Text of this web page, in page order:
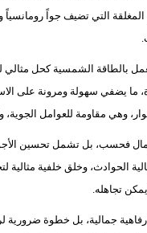
التي تضيف جواً رومانسياً
تعمل بالطاقة الشمسية كحل
وهي مقاومة للعوامل
فحسب، بل تشمل تحسين
الحوادث، وخلق خلفية
تجاهله.
جمالية، بل خطوة ضرورية